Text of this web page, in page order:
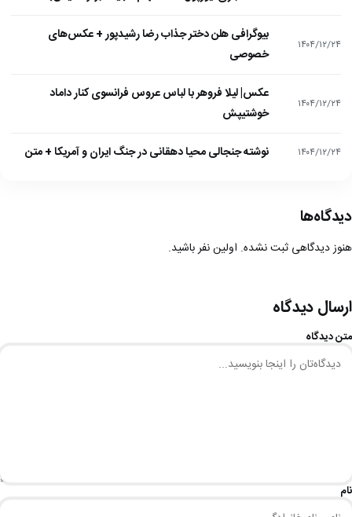
۱۴۰۴/۱۲/۲۴
بیوگرافی هلن دختر جذاب رضا رشیدپور + عکس‌های
خصوصی
۱۴۰۴/۱۲/۲۴
عکس| لیلا فروهر با لباس عروس فرانسوی کنار داماد
خوشتیپش
۱۴۰۴/۱۲/۲۴ نوشته جنجالی محیا دهقانی در جنگ ایران و آمریکا + متن
دیدگاه‌ها
هنوز دیدگاهی ثبت نشده. اولین نفر باشید.
ارسال دیدگاه
متن دیدگاه
نام